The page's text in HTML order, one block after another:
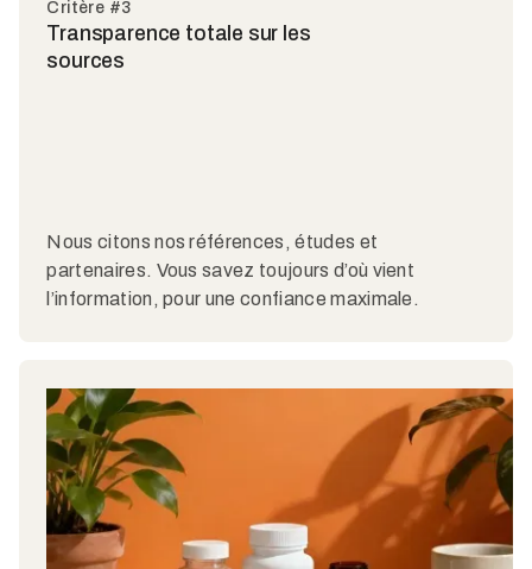
Critère #3
Transparence totale sur les
sources
Nous citons nos références, études et
partenaires. Vous savez toujours d’où vient
l’information, pour une confiance maximale.